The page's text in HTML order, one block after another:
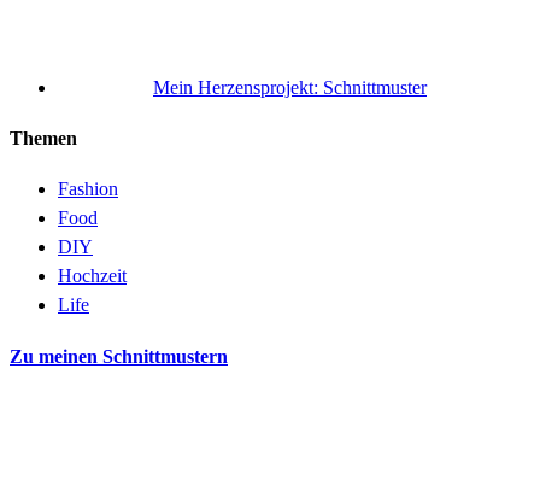
Mein Herzensprojekt: Schnittmuster
Themen
Fashion
Food
DIY
Hochzeit
Life
Zu meinen Schnittmustern